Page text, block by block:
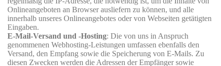
Onlineangeboten an Browser ausliefern zu können, und alle
innerhalb unseres Onlineangebotes oder von Webseiten getätigten
Eingaben.
E-Mail-Versand und -Hosting: Die von uns in Anspruch
genommenen Webhosting-Leistungen umfassen ebenfalls den
Versand, den Empfang sowie die Speicherung von E-Mails. Zu
diesen Zwecken werden die Adressen der Empfänger sowie